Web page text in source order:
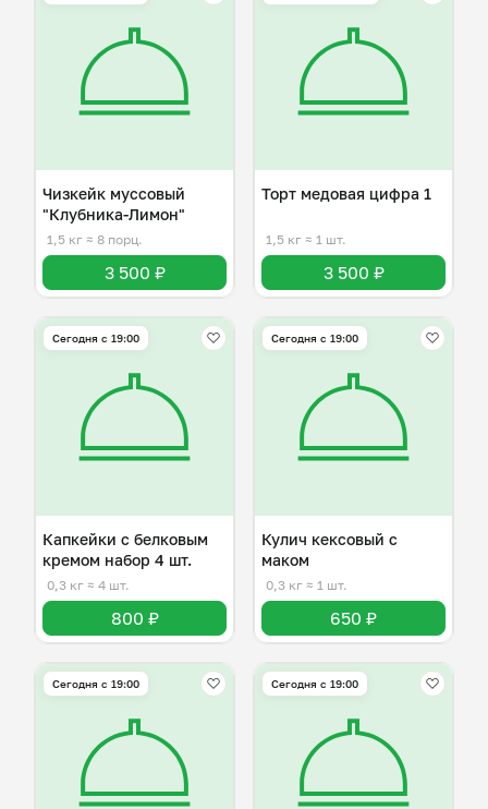
Чизкейк муссовый
"Клубника-Лимон"
1,5 кг ≈ 8 порц.
3 500 ₽
Торт медовая цифра 1
1,5 кг ≈ 1 шт.
3 500 ₽
Сегодня с 19:00
Капкейки с белковым
кремом набор 4 шт.
0,3 кг ≈ 4 шт.
800 ₽
Сегодня с 19:00
Кулич кексовый с
маком
0,3 кг ≈ 1 шт.
650 ₽
Сегодня с 19:00 Сегодня с 19:00